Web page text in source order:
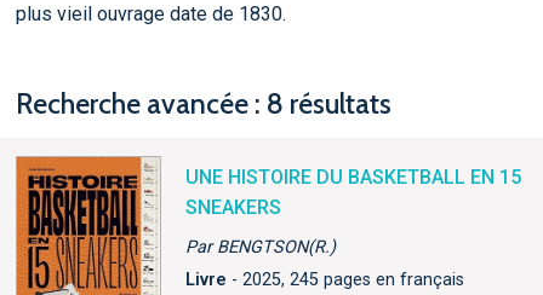
plus vieil ouvrage date de 1830.
Recherche avancée : 8 résultats
UNE HISTOIRE DU BASKETBALL EN 15
SNEAKERS
Par BENGTSON(R.)
Livre - 2025, 245 pages en français